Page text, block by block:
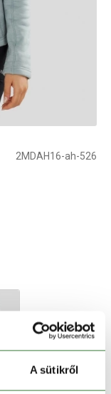
A sütikről
2MDAH16-ah-526